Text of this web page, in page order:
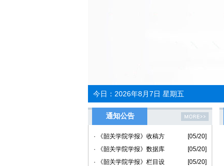
今日： 2026年8月7日 星期五
通知公告
· 《韶关学院学报》收稿方
[05/20]
· 《韶关学院学报》数据库
[05/20]
· 《韶关学院学报》栏目设
[05/20]